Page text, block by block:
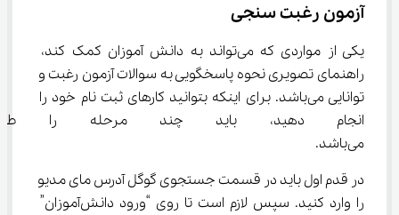
آزمون رغبت سنجی
یکی از مواردی که می‌تواند به دانش آموزان کمک کند،
راهنمای تصویری نحوه پاسخگویی به سوالات آزمون رغبت و
توانایی می‌باشد. برای اینکه بتوانید کارهای ثبت نام خود را
انجام دهید، باید چند مرحله
می‌باشد.
در قدم اول باید در قسمت جستجوی گوگل آدرس مای مدیو
را وارد کنید. سپس لازم است تا روی “ورود دانش‌آموزان”